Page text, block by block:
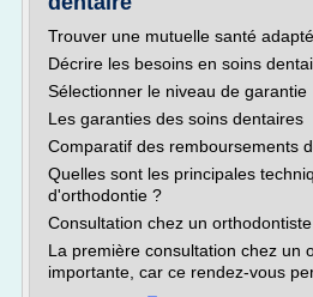
Trouver une mutuelle santé
Décrire les besoins en soins
Sélectionner le niveau de garantie
Les garanties des soins dentaires
Comparatif des remboursements
Quelles sont les principales
d'orthodontie ?
Consultation chez un orthodontiste
La première consultation chez un
importante, car ce rendez-vous